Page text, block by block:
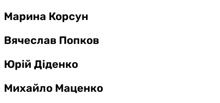
Марина Корсун
Вячеслав Попков
Юрій Діденко
Михайло Маценко